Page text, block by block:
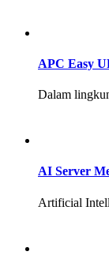
APC Easy
Dalam
AI Server
Artificial